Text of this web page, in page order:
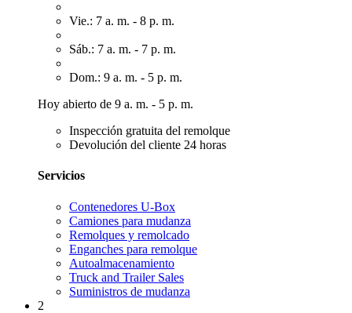
Vie.: 7 a. m. - 8 p. m.
Sáb.: 7 a. m. - 7 p. m.
Dom.: 9 a. m. - 5 p. m.
Hoy abierto de 9 a. m. - 5 p. m.
Inspección gratuita del remolque
Devolución del cliente 24 horas
Servicios
Contenedores U-Box
Camiones para mudanza
Remolques y remolcado
Enganches para remolque
Autoalmacenamiento
Truck and Trailer Sales
Suministros de mudanza
2